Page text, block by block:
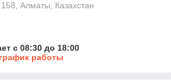
Алматы, Казахстан
с 08:30 до 18:00
работы